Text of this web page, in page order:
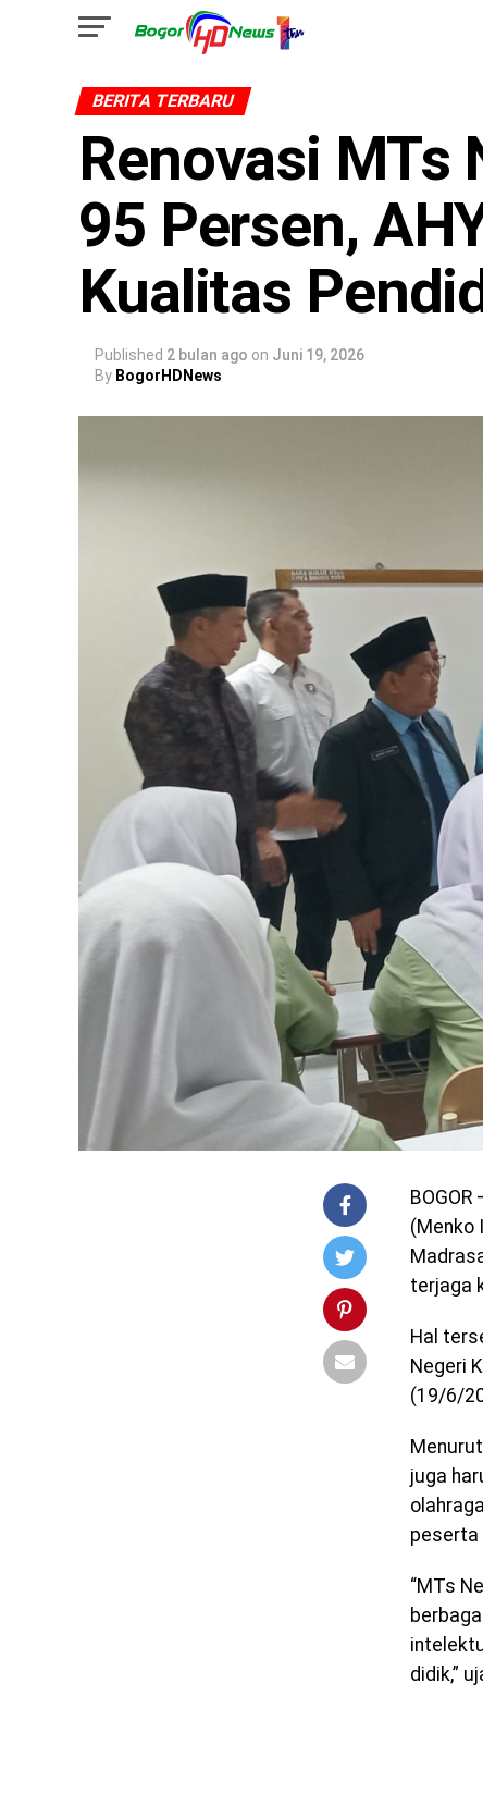
BERITA TERBARU
Renovasi MTs
95 Persen,
Kualitas
Published 2 bulan ago on Juni 19, 2026
By BogorHDNews
(Menko
terjaga
Hal
Negeri
(19/6/
juga
peserta
“MTs
didik,”